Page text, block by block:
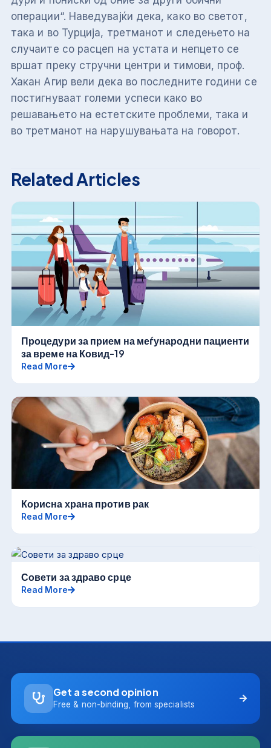
операции“. Наведувајќи дека, како во светот,
така и во Турција, третманот и следењето на
случаите со расцеп на устата и непцето се
вршат преку стручни центри и тимови, проф.
Хакан Агир вели дека во последните години се
постигнуваат големи успеси како во
решавањето на естетските проблеми, така и
во третманот на нарушувањата на говорот.
Related Articles
Процедури за прием на меѓународни пациенти
за време на Ковид-19
Read More
Корисна храна против рак
Read More
Совети за здраво срце
Read More
Get a second opinion
Free & non-binding, from specialists